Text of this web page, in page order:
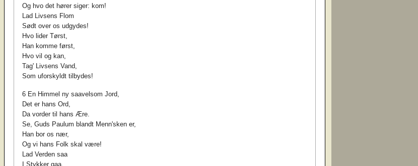
Og hvo det hører siger: kom!
Lad Livsens Flom
Sødt over os udgydes!
Hvo lider Tørst,
Han komme først,
Hvo vil og kan,
Tag' Livsens Vand,
Som uforskyldt tilbydes!
6 En Himmel ny saavelsom Jord,
Det er hans Ord,
Da vorder til hans Ære.
Se, Guds Paulum blandt Menn'sken er,
Han bor os nær,
Og vi hans Folk skal være!
Lad Verden saa
I Stykker gaa,